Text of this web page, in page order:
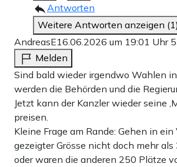
Antworten
Weitere Antworten anzeigen (1)
AndreasE16.06.2026 um 19:01 Uhr
Melden
Sind bald wieder irgendwo Wahlen
werden die Behörden und die
Jetzt kann der Kanzler wieder seine
preisen.
Kleine Frage am Rande: Gehen in ein
gezeigter Grösse nicht doch mehr
oder waren die anderen 250 Plätze